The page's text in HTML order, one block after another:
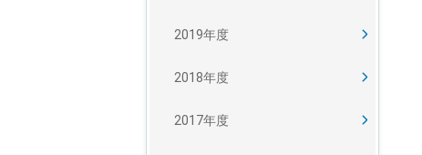
2019年度
2018年度
2017年度